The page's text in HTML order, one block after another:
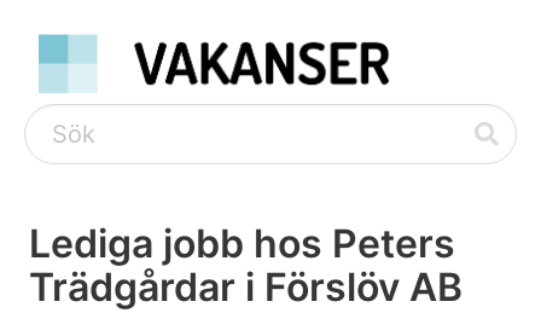
Lediga jobb hos Peters
Trädgårdar i Förslöv AB